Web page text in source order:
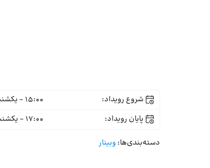
شروع رویداد:
15:00 - یکشنبه 24 خرداد
پایان رویداد:
17:00 - یکشنبه 24 خرداد
دسته‌بندی‌ها: وبینار